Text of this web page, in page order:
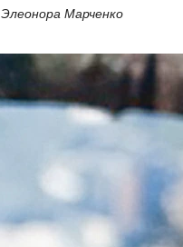
Марченко